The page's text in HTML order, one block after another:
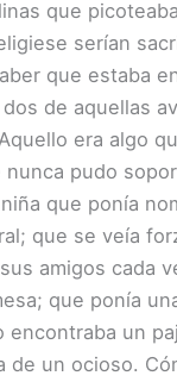
que
serían
que estaba
de aquellas
era algo
pudo
que ponía
que se veía
amigos cada
que ponía
encontraba un
de un ocioso.